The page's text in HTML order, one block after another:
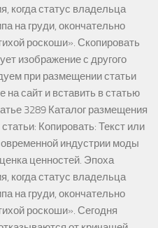
когда статус владельца
на груди, окончательно
роскоши». Скопировать
изображение с другого
при размещении статьи
на сайт и вставить в статью
3289 Каталог размещения
Копировать: Текст или
индустрии моды
ценностей. Эпоха
когда статус владельца
на груди, окончательно
роскоши». Сегодня